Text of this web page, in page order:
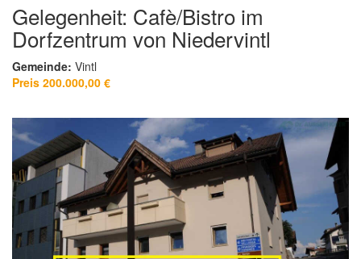
Gelegenheit: Cafè/Bistro im
Dorfzentrum von Niedervintl
Gemeinde: Vintl
Preis 200.000,00 €